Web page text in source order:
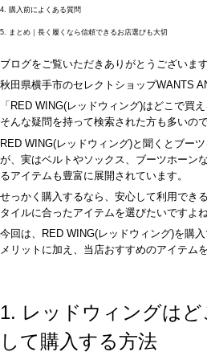
4. 購入前によくある質問
5. まとめ｜長く履くなら信頼できるお店選びも大切
ブログをご覧いただきありがとうございます
秋田県横手市のセレクトショップWANTS
「RED WING(レッドウィング)はどこで買え
そんな疑問を持って検索された方も多いの
RED WING(レッドウィング)と聞くとブー
が、実はベルトやソックス、ブーツホーン
るアイテムも豊富に展開されています。
せっかく購入するなら、安心して利用でき
タイルに合ったアイテムを選びたいですよね
今回は、RED WING(レッドウィング)を購
メリットに加え、当店おすすめのアイテム
1. レッドウィングは
して購入する方法